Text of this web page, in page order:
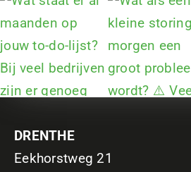
DRENTHE
Eekhorstweg 21